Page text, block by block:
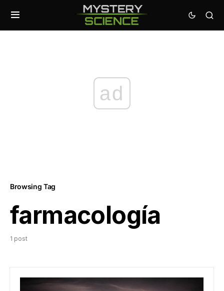
ad
Browsing Tag
farmacología
1 post